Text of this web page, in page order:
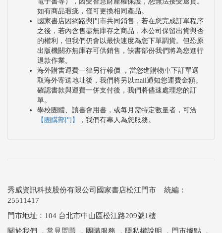
如有商品瑕疵，僅可更換相同產品。
國家書店因網路與門市共同銷售，若在您完成訂單程序
之後，若內含售盡無庫存之商品，本公司保留出貨與否
的權利，但我們仍會以最快速度為您下單調貨。但恐原
出版機關亦無庫存可供銷售，缺書部份我們將為您進行
退款作業。
海外購書運費一律另行報價 ，當您進購物車下訂單選
取海外寄送地址後，我們將另以mail通知您運費金額。
確認書款與運費一併支付後，我們將儘速處理您的訂
單。
學校團體、讀書會用書，或每月需特定數量者，可洽
【團購部門】
，我們有專人為您服務。
秀威資訊科技股份有限公司國家書店松江門市 統編：
25511417
門市地址：104 台北市中山區松江路209號1樓
關於我們
． 常見問題 ． 團購服務 ． 隱私權說明 ． 門市據點 ．